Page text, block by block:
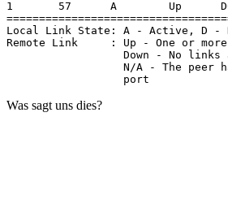
1       57      A        Up
Local Link State: A - Active, D -
Remote Link     : Up - One or
Down - No links are
N/A - The peer has not
port
Was sagt uns dies?